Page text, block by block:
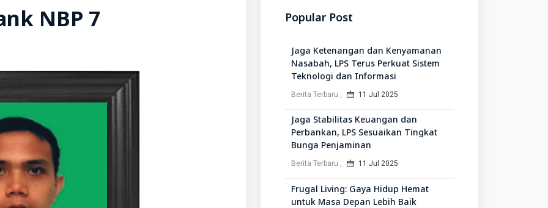
NBP 7 Popular Post
Jaga Ketenangan dan Kenyamanan
Nasabah, LPS Terus Perkuat Sistem
Teknologi dan Informasi
Berita Terbaru 11 Jul 2025
Jaga Stabilitas Keuangan dan
Perbankan, LPS Sesuaikan Tingkat
Bunga Penjaminan
Berita Terbaru 11 Jul 2025
Frugal Living: Gaya Hidup Hemat
untuk Masa Depan Lebih Baik